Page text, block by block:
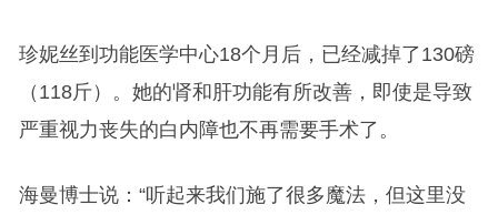
珍妮丝到功能医学中心18个月后，已经减掉了130磅
（118斤）。她的肾和肝功能有所改善，即使是导致
严重视力丧失的白内障也不再需要手术了。
海曼博士说：“听起来我们施了很多魔法，但这里没